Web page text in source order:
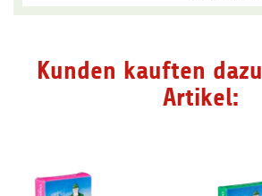
Kunden kauften
Artikel: